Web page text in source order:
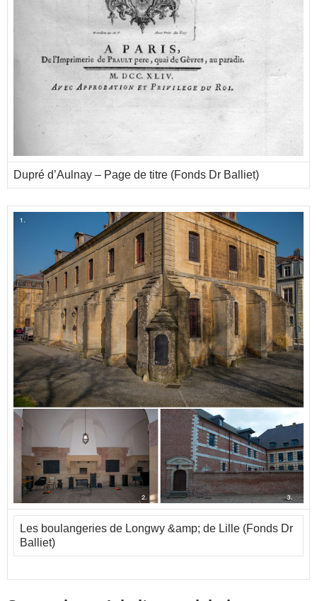
Dupré d’Aulnay – Page de titre (Fonds Dr Balliet)
Les boulangeries de Longwy &amp; de Lille (Fonds Dr
Balliet)